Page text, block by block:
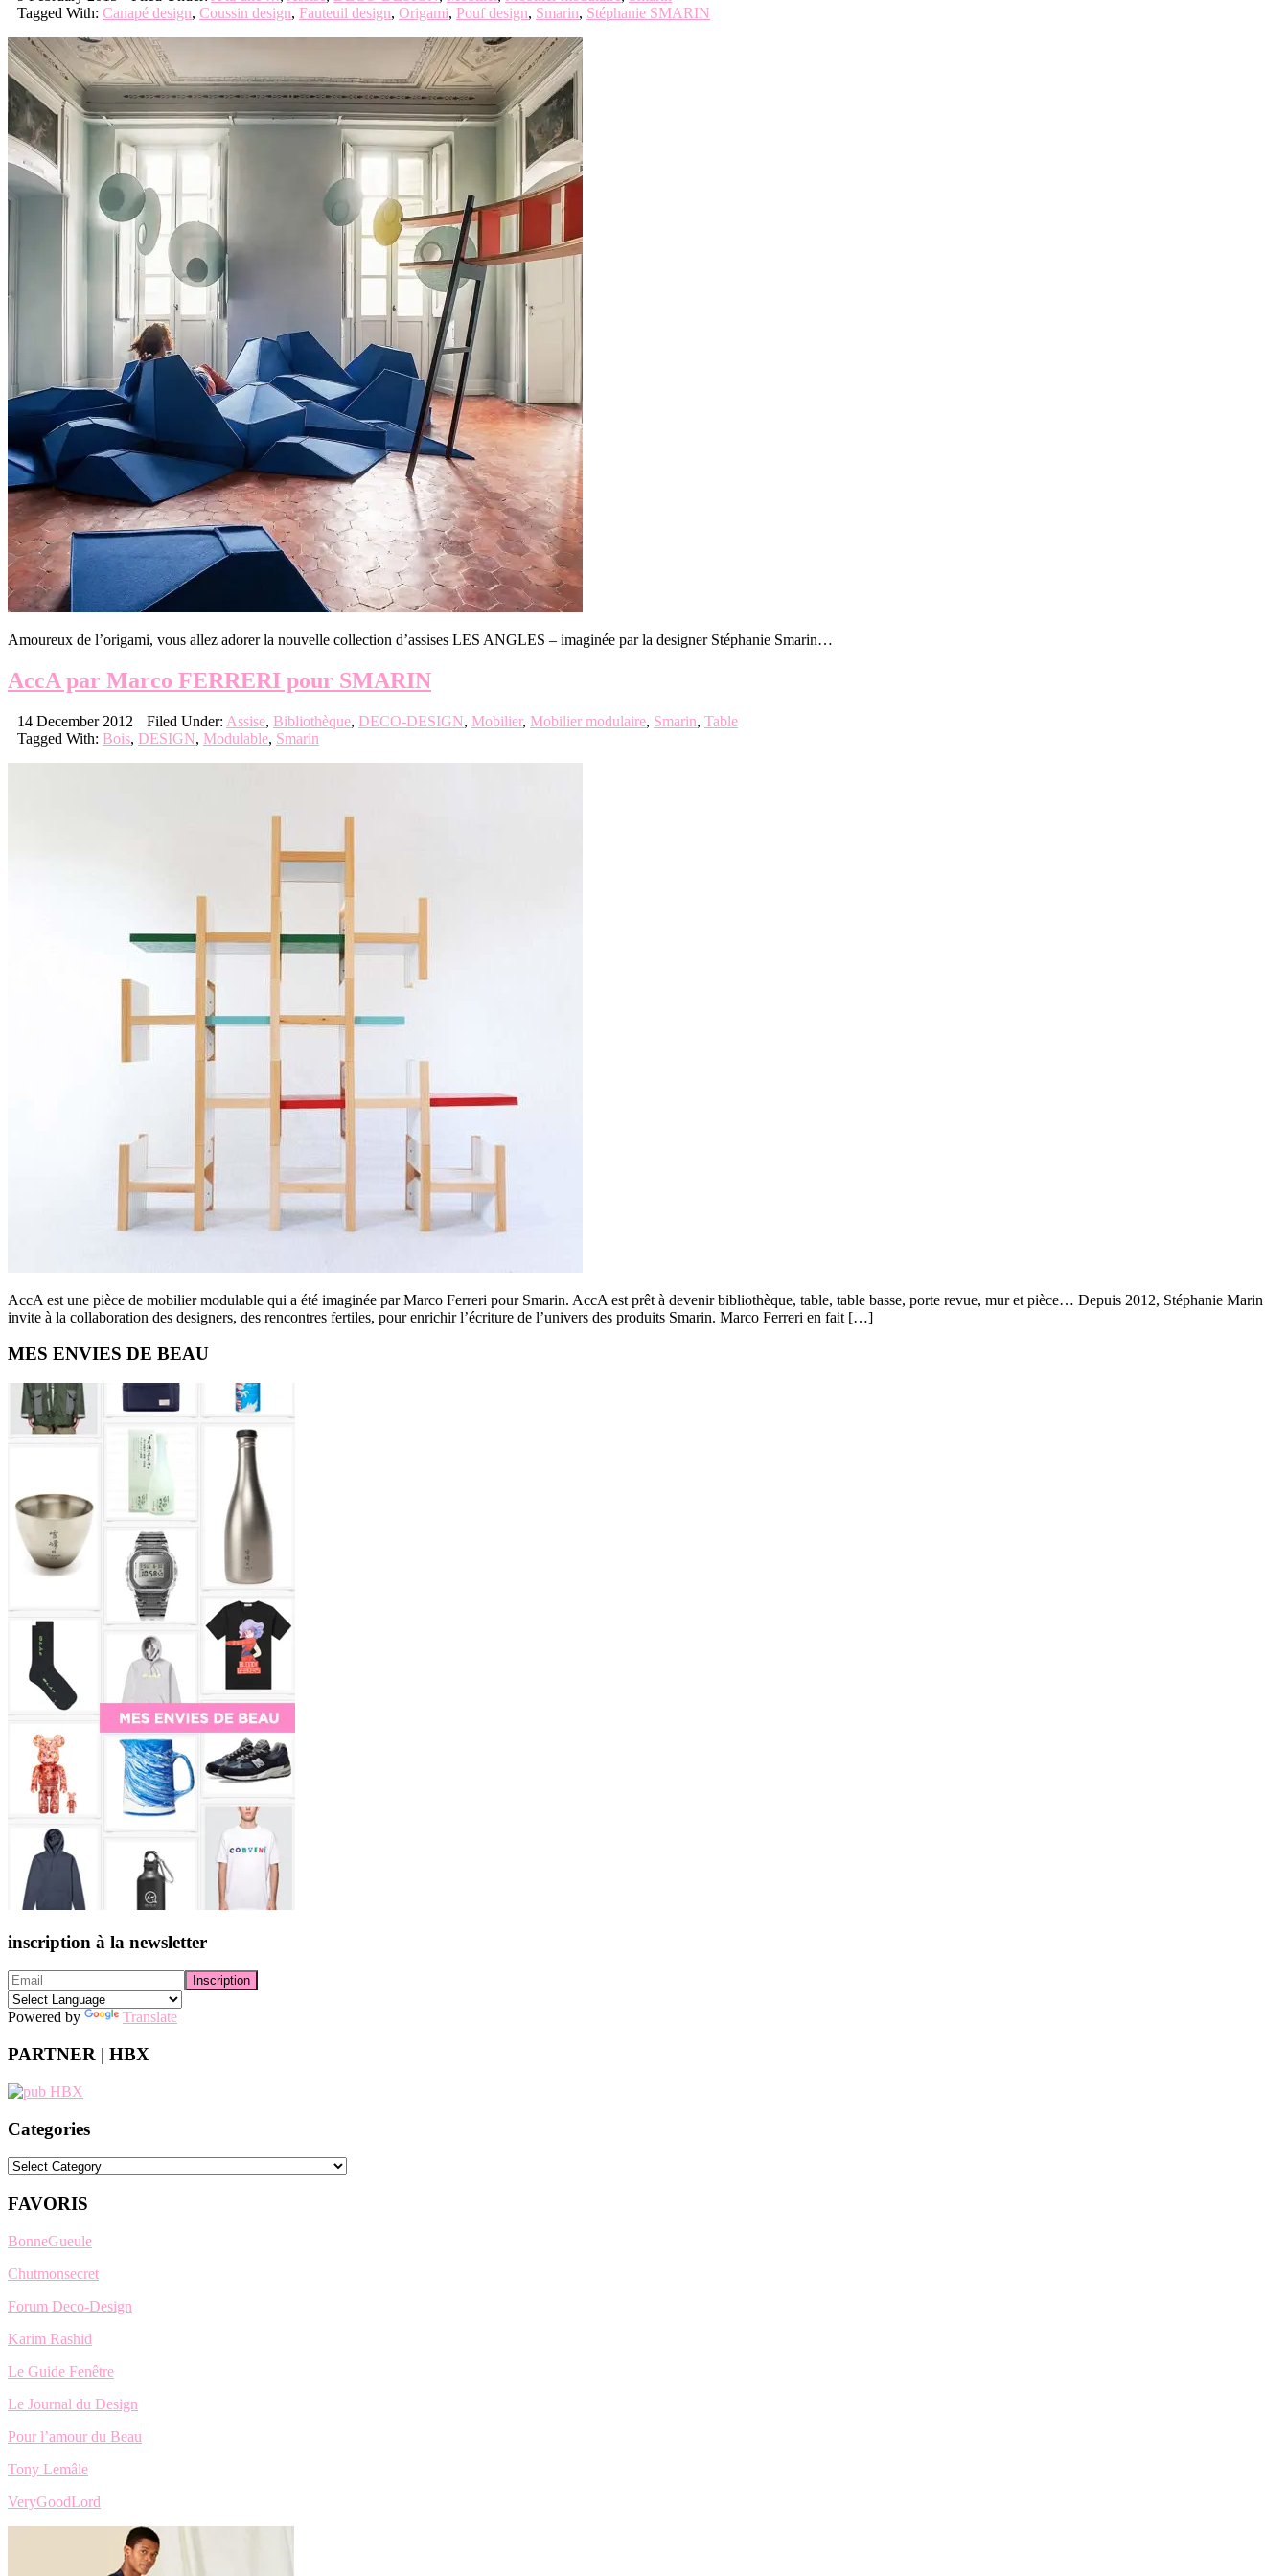
Tagged With: Canapé design, Coussin design, Fauteuil design, Origami, Pouf design, Smarin, Stéphanie SMARIN
Amoureux de l’origami, vous allez adorer la nouvelle collection d’assises LES ANGLES – imaginée par la designer Stéphanie Smarin…
AccA par Marco FERRERI pour SMARIN
14 December 2012 Filed Under: Assise, Bibliothèque, DECO-DESIGN, Mobilier, Mobilier modulaire, Smarin, Table
Tagged With: Bois, DESIGN, Modulable, Smarin
AccA est une pièce de mobilier modulable qui a été imaginée par Marco Ferreri pour Smarin. AccA est prêt à devenir bibliothèque, table, table basse, porte revue, mur et pièce… Depuis 2012, Stéphanie Marin
invite à la collaboration des designers, des rencontres fertiles, pour enrichir l’écriture de l’univers des produits Smarin. Marco Ferreri en fait […]
Primary
Sidebar
MES ENVIES DE BEAU
inscription à la newsletter
Powered by Translate
PARTNER | HBX
Categories
Categories
FAVORIS
BonneGueule
Chutmonsecret
Forum Deco-Design
Karim Rashid
Le Guide Fenêtre
Le Journal du Design
Pour l’amour du Beau
Tony Lemâle
VeryGoodLord